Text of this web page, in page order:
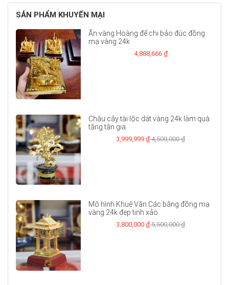
SẢN PHẨM KHUYẾN MẠI
Ấn vàng Hoàng đế chi bảo đúc đồng
mạ vàng 24k
4,888,666 ₫
Chậu cây tài lộc dát vàng 24k làm quà
tặng tân gia
3,999,999 ₫4,500,000 ₫
Mô hình Khuê Văn Các bằng đồng mạ
vàng 24k đẹp tinh xảo
3,800,000 ₫5,500,000 ₫